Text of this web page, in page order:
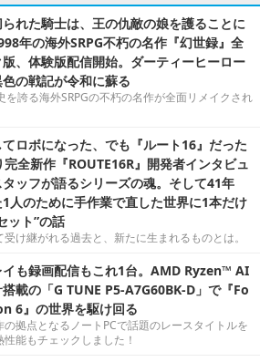
れた騎士は、王の仇敵の娘を護ることに
年の海外SRPG不朽の名作『幻世録』全
、体験版配信開始。ダーティーヒーロー
の戦記が令和に蘇る
を誇る海外SRPGの不朽の名作が全面リメイクされ
ロボになった、でも『ルート16』だった
全新作『ROUTE16R』開発者インタビュ
ッフが語るシリーズの魂。そして41年
人のために手作業で直した世界に1本だけ
ット”の話
け継がれる過去と、新たに生まれるものとは。
イも録画配信もこれ1台。AMD Ryzen™ AI
載の「G TUNE P5-A7G60BK-D」で『Fo
6』の世界を駆け回る
の拠点となるノートPCで話題のレースタイトルを
能もチェックしました！